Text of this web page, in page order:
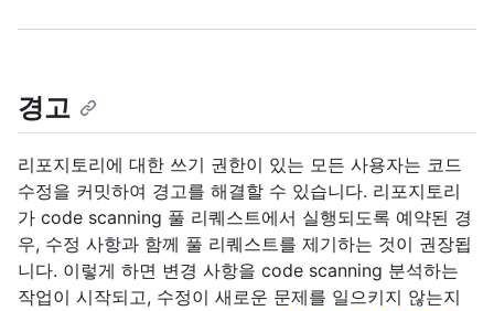
경고
리포지토리에 대한 쓰기 권한이 있는 모든 사용자는 코드
수정을 커밋하여 경고를 해결할 수 있습니다. 리포지토리
가 code scanning 풀 리퀘스트에서 실행되도록 예약된 경
우, 수정 사항과 함께 풀 리퀘스트를 제기하는 것이 권장됩
니다. 이렇게 하면 변경 사항을 code scanning 분석하는
작업이 시작되고, 수정이 새로운 문제를 일으키지 않는지